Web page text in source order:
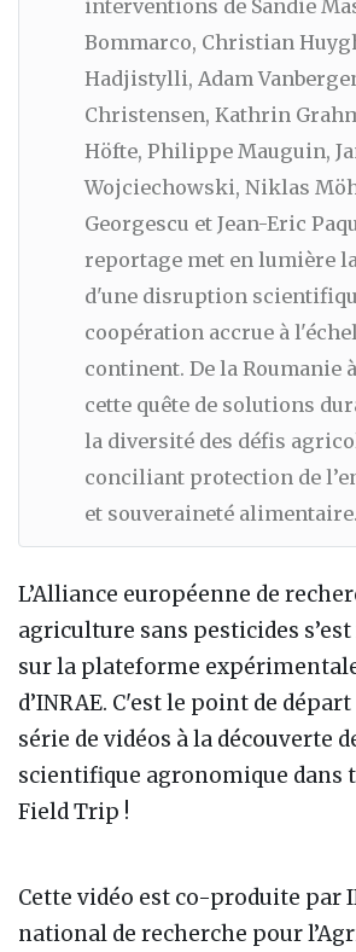
interventions de Sandie
Bommarco, Christian
Hadjistylli, Adam
Christensen, Kathrin
Höfte, Philippe Mauguin,
Wojciechowski, Niklas
Georgescu et Jean-Eric
reportage met en lumière
d'une disruption
coopération accrue à
continent. De la Roumanie
cette quête de solutions
la diversité des défis
conciliant protection de
et souveraineté alimentaire.
L’Alliance européenne de
agriculture sans pesticides
sur la plateforme expérimentale
d’INRAE. C'est le point de
série de vidéos à la découverte
scientifique agronomique dans
Field Trip !
Cette vidéo est co-produite par
national de recherche pour